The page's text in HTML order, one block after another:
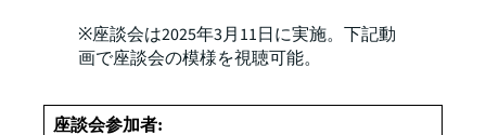
※座談会は2025年3月11日に実施。下記動
画で座談会の模様を視聴可能。
座談会参加者: